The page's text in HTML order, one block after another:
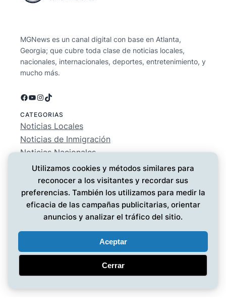
MGNews es un canal digital con base en Atlanta,
Georgia; que cubre toda clase de noticias locales,
nacionales, internacionales, deportes, entretenimiento, y
mucho más.
Facebook
YouTube
Instagram
TikTok
CATEGORIAS
Noticias Locales
Noticias de Inmigración
Noticias Nacionales
Deportes
Entretenimiento
EMPRESA
Conócenos
Política de Privacidad
Noticias MG
Utilizamos cookies y métodos similares para
reconocer a los visitantes y recordar sus
preferencias. También los utilizamos para medir la
eficacia de las campañas publicitarias, orientar
anuncios y analizar el tráfico del sitio.
Aceptar
Cerrar